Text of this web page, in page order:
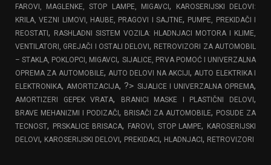
FAROVI, MAGLENKE, STOP LAMPE, MIGAVCI ,
KAROSERIJSKI DELOVI:
KRILA, VEZNI LIMOVI, HAUBE, PRAGOVI I SAJTNE, PUMPE, PREKIDAČI I
REOSTATI ,
RASHLADNI SISTEM VOZILA: HLADNJACI MOTORA I KLIME,
VENTILATORI, GREJAČI I OSTALI DELOVI, RETROVIZORI ZA AUTOMOBIL
– STAKLA, POKLOPCI, MIGAVCI, SIJALICE, PRVA POMOĆ I UNIVERZALNA
OPREMA ZA AUTOMOBILE,AUTO DELOVI NA AKCIJI,AUTO ELEKTRIKA I
ELEKTRONIKA,AMORTIZACIJA, ?> SIJALICE I UNIVERZALNA OPREMA,
AMORTIZERI GEPEK VRATA, BRANICI MASKE I PLASTIČNI DELOVI,
BRAVE MEHANIZMI I PODIZAČI , BRISAČI ZA AUTOMOBILE, POSUDE ZA
TECNOST, PRSKALICE BRISACA, FAROVI, STOP LAMPE,
KAROSERIJSKI
DELOVI , KAROSERIJSKI DELOVI , PREKIDACI , HLADNJACI , RETROVIZORI